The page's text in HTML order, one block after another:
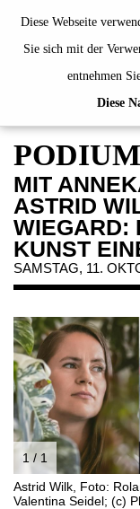
Diese Webseite
Sie sich mit der
entnehmen
Diese
ÜBER UNS
BESUCH
NEWSLETTER
INSTAGRAM
PARTNER
IMPRESSUM
MIT
ASTRID
WIEGARD:
KUNST
SAMSTAG, 11.
1 / 1
Astrid Wilk, Foto:
Valentina Seidel; (c)